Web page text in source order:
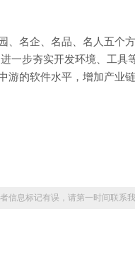
、名企、名品、名人五个
一步夯实开发环境、工具
游的软件水平，增加产业
息标记有误，请第一时间联系